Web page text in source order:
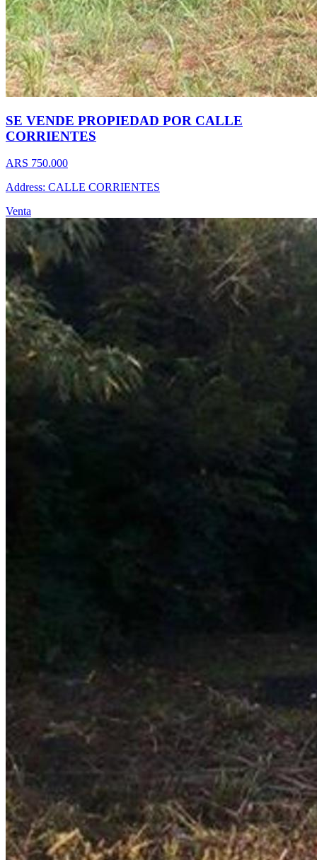
SE VENDE PROPIEDAD POR CALLE
CORRIENTES
ARS 750.000
Address: CALLE CORRIENTES
Venta